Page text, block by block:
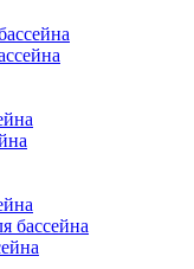
бассейна